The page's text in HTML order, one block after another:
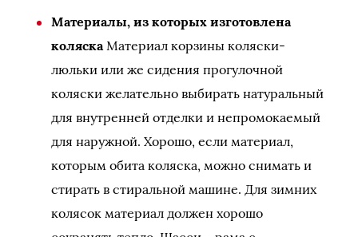
Материалы, из которых изготовлена
коляскаМатериал корзины коляски-
люльки или же сидения прогулочной
коляски желательно выбирать натуральный
для внутренней отделки и непромокаемый
для наружной. Хорошо, если материал,
которым обита коляска, можно снимать и
стирать в стиральной машине. Для зимних
колясок материал должен хорошо